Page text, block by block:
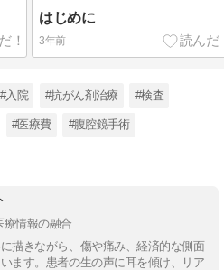
はじめに
3年前
#入院 #抗がん剤治療 #検査
#医療費 #腹腔鏡手術
療情報の融合
描きながら、傷や痛み、経済的な側面
ます。患者の生の声に耳を傾け、リア